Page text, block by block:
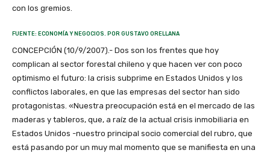
con los gremios.
FUENTE: ECONOMÍA Y NEGOCIOS. POR GUSTAVO ORELLANA
CONCEPCIÓN (10/9/2007).- Dos son los frentes que hoy
complican al sector forestal chileno y que hacen ver con poco
optimismo el futuro: la crisis subprime en Estados Unidos y los
conflictos laborales, en que las empresas del sector han sido
protagonistas. «Nuestra preocupación está en el mercado de las
maderas y tableros, que, a raíz de la actual crisis inmobiliaria en
Estados Unidos -nuestro principal socio comercial del rubro, que
está pasando por un muy mal momento que se manifiesta en una